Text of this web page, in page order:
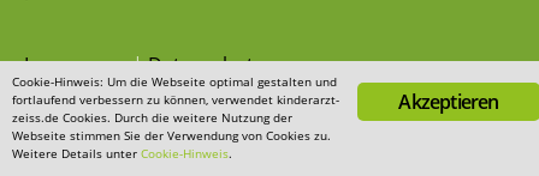
Impressum|Datenschutz
Akzeptieren
Cookie-Hinweis: Um die Webseite optimal gestalten und
fortlaufend verbessern zu können, verwendet kinderarzt-
zeiss.de Cookies. Durch die weitere Nutzung der
Webseite stimmen Sie der Verwendung von Cookies zu.
Weitere Details unter Cookie-Hinweis.